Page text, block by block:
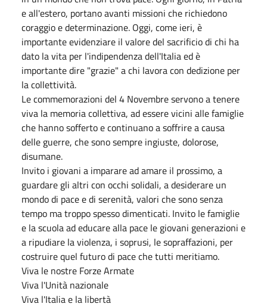
e all'estero, portano avanti missioni che richiedono
coraggio e determinazione. Oggi, come ieri, è
importante evidenziare il valore del sacrificio di chi ha
dato la vita per l'indipendenza dell'Italia ed è
importante dire "grazie" a chi lavora con dedizione per
la collettività.
Le commemorazioni del 4 Novembre servono a tenere
viva la memoria collettiva, ad essere vicini alle famiglie
che hanno sofferto e continuano a soffrire a causa
delle guerre, che sono sempre ingiuste, dolorose,
disumane.
Invito i giovani a imparare ad amare il prossimo, a
guardare gli altri con occhi solidali, a desiderare un
mondo di pace e di serenità, valori che sono senza
tempo ma troppo spesso dimenticati. Invito le famiglie
e la scuola ad educare alla pace le giovani generazioni e
a ripudiare la violenza, i soprusi, le sopraffazioni, per
costruire quel futuro di pace che tutti meritiamo.
Viva le nostre Forze Armate
Viva l'Unità nazionale
Viva l'Italia e la libertà